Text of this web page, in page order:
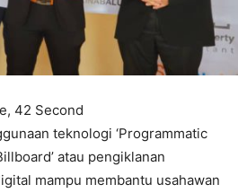
42 Second
teknologi ‘Programmatic
atau pengiklanan
mampu membantu usahawan